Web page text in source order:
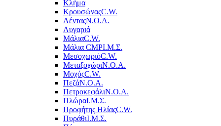
Κλήμα
ΚρουσώναςC.W.
ΛένταςΝ.Ο.Α.
Λυγαριά
ΜάλιαC.W.
Μάλια CMPΙ.Μ.Σ.
ΜεσοχωριόC.W.
ΜεταξοχώριΝ.Ο.Α.
ΜοχόςC.W.
ΠεζάΝ.Ο.Α.
ΠετροκεφάλιΝ.Ο.Α.
ΠλώραΙ.Μ.Σ.
Προφήτης ΗλίαςC.W.
ΠυράθιΙ.Μ.Σ.